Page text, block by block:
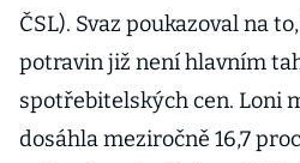
ČSL). Svaz poukazoval na
potravin již není hlavním
spotřebitelských cen. Loni
dosáhla meziročně 16,7